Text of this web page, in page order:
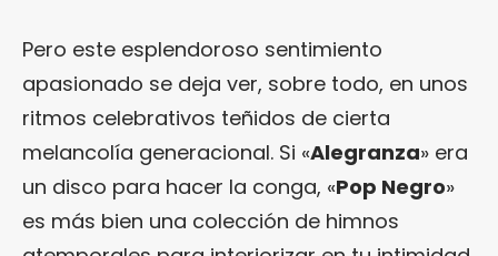
Pero este esplendoroso sentimiento
apasionado se deja ver, sobre todo, en unos
ritmos celebrativos teñidos de cierta
melancolía generacional. Si «Alegranza» era
un disco para hacer la conga, «Pop Negro»
es más bien una colección de himnos